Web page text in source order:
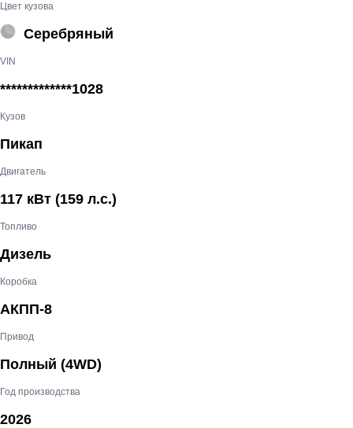
Цвет кузова
Серебряный
VIN
*************1028
Кузов
Пикап
Двигатель
117 кВт (159 л.с.)
Топливо
Дизель
Коробка
АКПП-8
Привод
Полный (4WD)
Год производства
2026